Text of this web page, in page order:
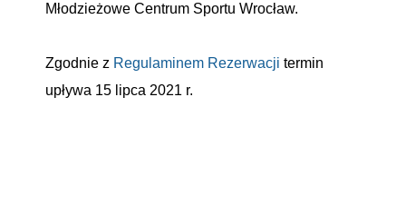
Młodzieżowe Centrum Sportu Wrocław.
Zgodnie z Regulaminem Rezerwacji termin
upływa 15 lipca 2021 r.